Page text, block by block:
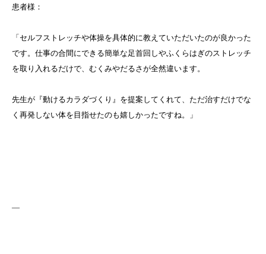
患者様：
「セルフストレッチや体操を具体的に教えていただいたのが良かった
です。仕事の合間にできる簡単な足首回しやふくらはぎのストレッチ
を取り入れるだけで、むくみやだるさが全然違います。
先生が『動けるカラダづくり』を提案してくれて、ただ治すだけでな
く再発しない体を目指せたのも嬉しかったですね。」
—